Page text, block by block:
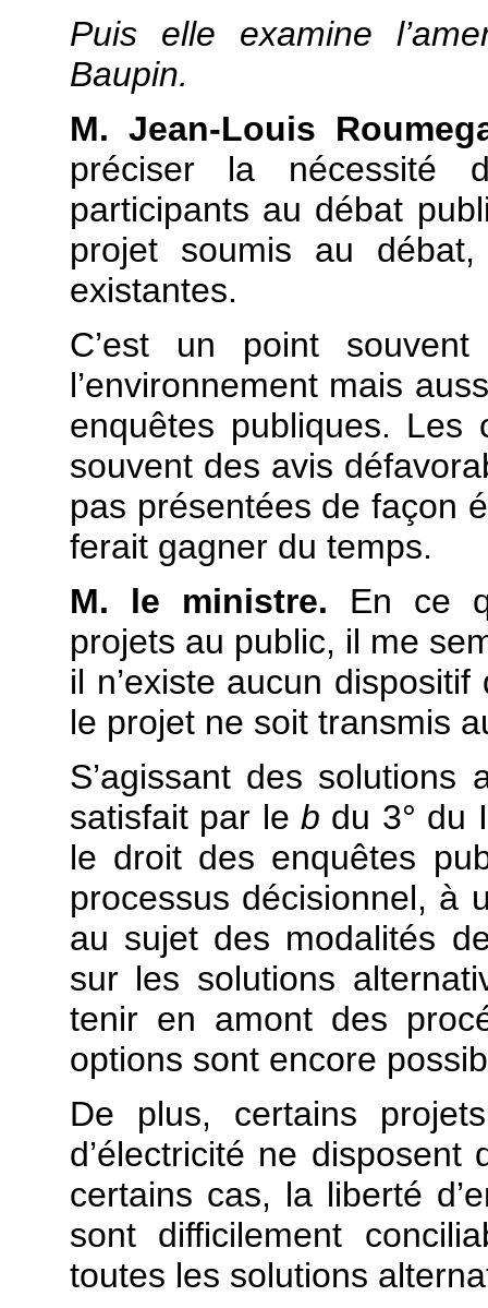
Puis elle examine
Baupin.
M. Jean-Louis
préciser la nécessité
participants au débat
projet soumis au
existantes.
C’est un point
l’environnement mais
enquêtes publiques. Les
souvent des avis
pas présentées de façon
ferait gagner du temps.
M. le ministre. En ce
projets au public, il me
il n’existe aucun
le projet ne soit transmis
S’agissant des solutions
satisfait par le b du 3° du
le droit des enquêtes
processus décisionnel, à
au sujet des modalités
sur les solutions
tenir en amont des
options sont encore
De plus, certains
d’électricité ne disposent
certains cas, la liberté
sont difficilement
toutes les solutions